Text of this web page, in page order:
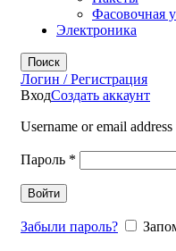
Фасовочная
Электроника
Поиск
Логин / Регистрация
ВходСоздать аккаунт
Username or email address
Пароль *
Войти
Забыли пароль?